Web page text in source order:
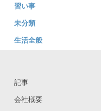
習い事
未分類
生活全般
記事
会社概要